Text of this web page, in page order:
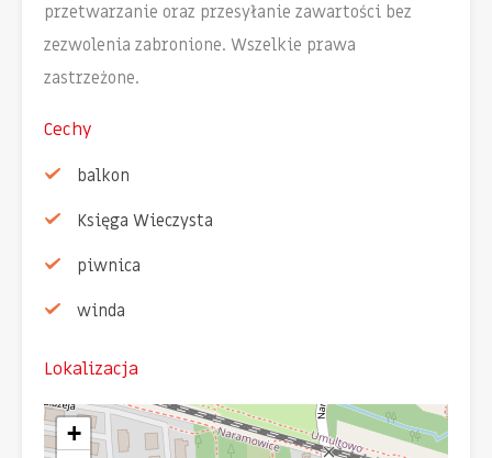
przetwarzanie oraz przesyłanie zawartości bez
zezwolenia zabronione. Wszelkie prawa
zastrzeżone.
Cechy
balkon
Księga Wieczysta
piwnica
winda
Lokalizacja
+